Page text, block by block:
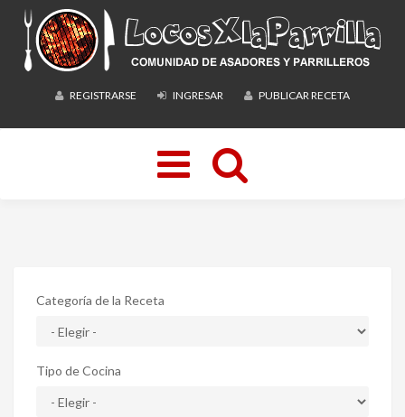
REGISTRARSE INGRESAR PUBLICAR RECETA
Toggle
navigation
Categoría de la Receta
Tipo de Cocina